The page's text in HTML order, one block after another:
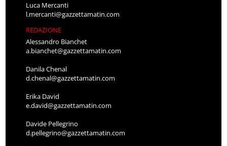
Luca Mercanti
l.mercanti@gazzettamatin.com
REDAZIONE
Alessandro Bianchet
a.bianchet@gazzettamatin.com
Danila Chenal
d.chenal@gazzettamatin.com
Erika David
e.david@gazzettamatin.com
Davide Pellegrino
d.pellegrino@gazzettamatin.com